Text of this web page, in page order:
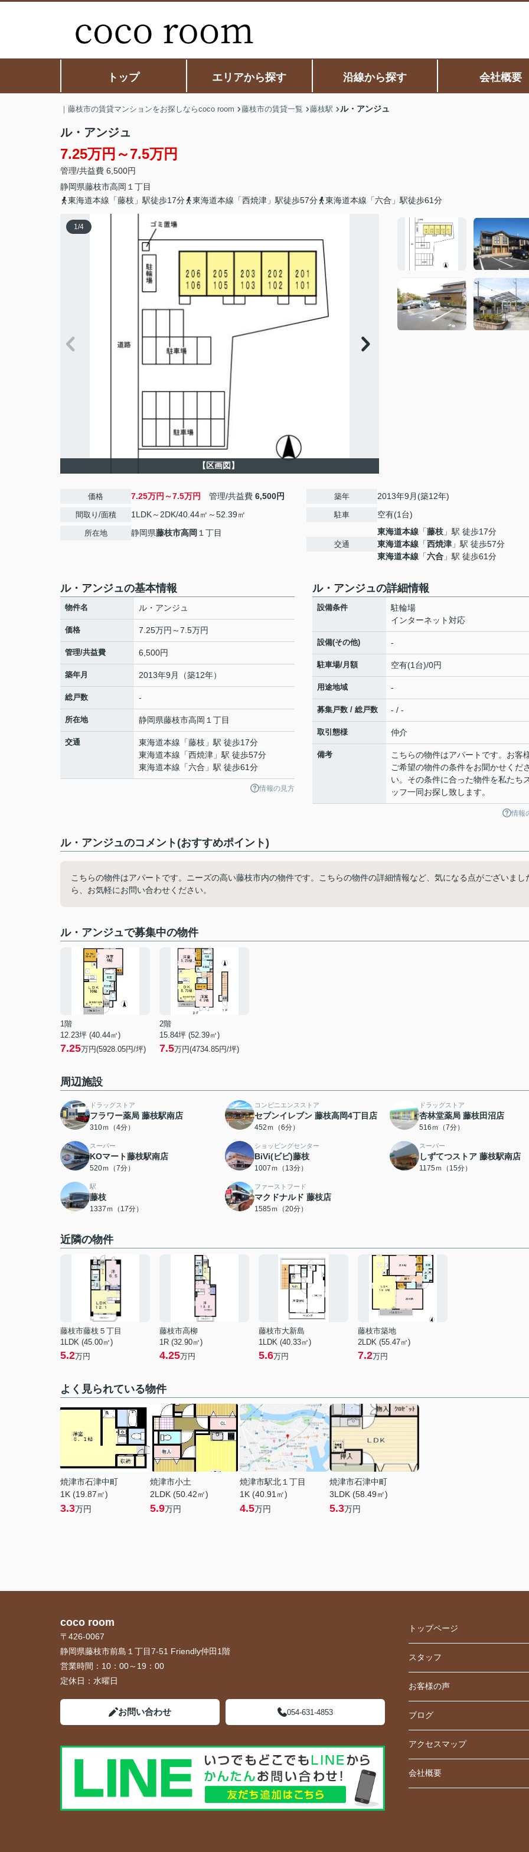
トップ エリアから探す 沿線から探す 会社概要
｜藤枝市の賃貸マンションをお探しならcoco room 藤枝市の賃貸一覧 藤枝駅 ル・アンジュ
ル・アンジュ
7.25万円～7.5万円
管理/共益費 6,500円
静岡県藤枝市高岡 １丁目
東海道本線「藤枝」駅徒歩17分
東海道本線「西焼津」駅徒歩57分 東海道本線「六合」駅徒歩61分
1/4
【区画図】
価格 7.25万円～7.5万円 管理/共益費 6,500円
間取り/面積 1LDK～2DK/40.44㎡～52.39㎡
所在地 静岡県藤枝市高岡 １丁目
築年 2013年9月(築12年)
駐車 空有(1台)
交通
東海道本線 「藤枝 」駅 徒歩17分
東海道本線 「西焼津 」駅 徒歩57分
東海道本線 「六合 」駅 徒歩61分
ル・アンジュの基本情報
物件名 ル・アンジュ
価格 7.25万円～7.5万円
管理/共益費 6,500円
築年月 2013年9月（築12年）
総戸数 -
所在地 静岡県藤枝市高岡 １丁目
交通 東海道本線 「藤枝 」駅 徒歩17分
東海道本線 「西焼津 」駅 徒歩57分
東海道本線 「六合 」駅 徒歩61分
情報の見方
ル・アンジュの詳細情報
設備条件
駐輪場
インターネット対応
設備(その他) -
駐車場/月額 空有(1台)/0円
用途地域 -
募集戸数 / 総戸数 - / -
取引態様 仲介
備考
こちらの物件はアパートです。お客
ご希望の物件の条件をお聞かせくださ
い。その条件に合った物件を私たち
ッフ一同お探し致します。
情報
ル・アンジュのコメント(おすすめポイント)
こちらの物件はアパートです。ニーズの高い藤枝市内の物件です。こちらの物件の詳細情報など、気になる点がございまし
ら、お気軽にお問い合わせください。
ル・アンジュで募集中の物件
1階
12.23坪 (40.44㎡)
7.25万円(5928.05円/坪)
2階
15.84坪 (52.39㎡)
7.5万円(4734.85円/坪)
周辺施設
ドラッグストア
フラワー薬局 藤枝駅南店
310ｍ（4分）
コンビニエンスストア
セブンイレブン 藤枝高岡4丁目店
452ｍ（6分）
ドラッグストア
杏林堂薬局 藤枝田沼店
516ｍ（7分）
スーパー
KOマート藤枝駅南店
520ｍ（7分）
ショッピングセンター
BiVi(ビビ)藤枝
1007ｍ（13分）
スーパー
しずてつストア 藤枝駅南店
1175ｍ（15分）
駅
藤枝
1337ｍ（17分）
ファーストフード
マクドナルド 藤枝店
1585ｍ（20分）
近隣の物件
藤枝市藤枝５丁目
1LDK (45.00㎡)
5.2万円
藤枝市高柳
1R (32.90㎡)
4.25万円
藤枝市大新島
1LDK (40.33㎡)
5.6万円
藤枝市築地
2LDK (55.47㎡)
7.2万円
よく見られている物件
焼津市石津中町
1K (19.87㎡)
3.3万円
焼津市小土
2LDK (50.42㎡)
5.9万円
焼津市駅北１丁目
1K (40.91㎡)
4.5万円
焼津市石津中町
3LDK (58.49㎡)
5.3万円
coco room
〒426-0067
静岡県藤枝市前島１丁目7-51 Friendly仲田1階
営業時間： 10：00～19：00
定休日： 水曜日
お問い合わせ 054-631-4853
トップページ
スタッフ
お客様の声
ブログ
アクセスマップ
会社概要